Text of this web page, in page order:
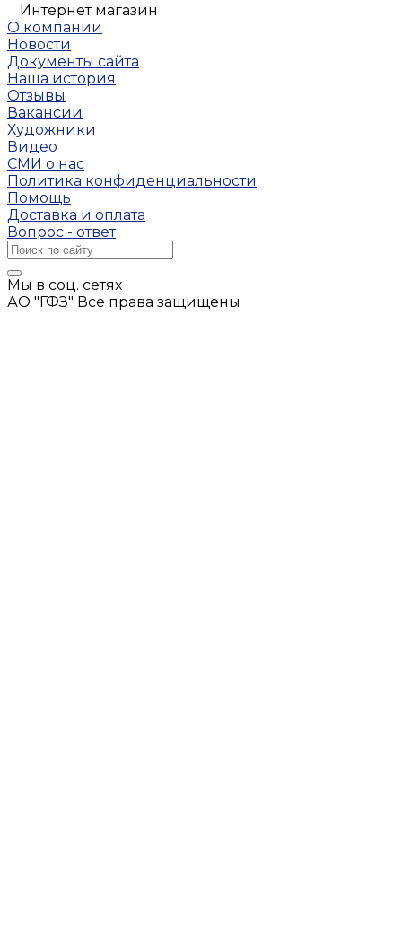
Интернет магазин
О компании
Новости
Документы сайта
Наша история
Отзывы
Вакансии
Художники
Видео
СМИ о нас
Политика конфиденциальности
Помощь
Доставка и оплата
Вопрос - ответ
Мы в соц. сетях
АО "ГФЗ" Все права защищены